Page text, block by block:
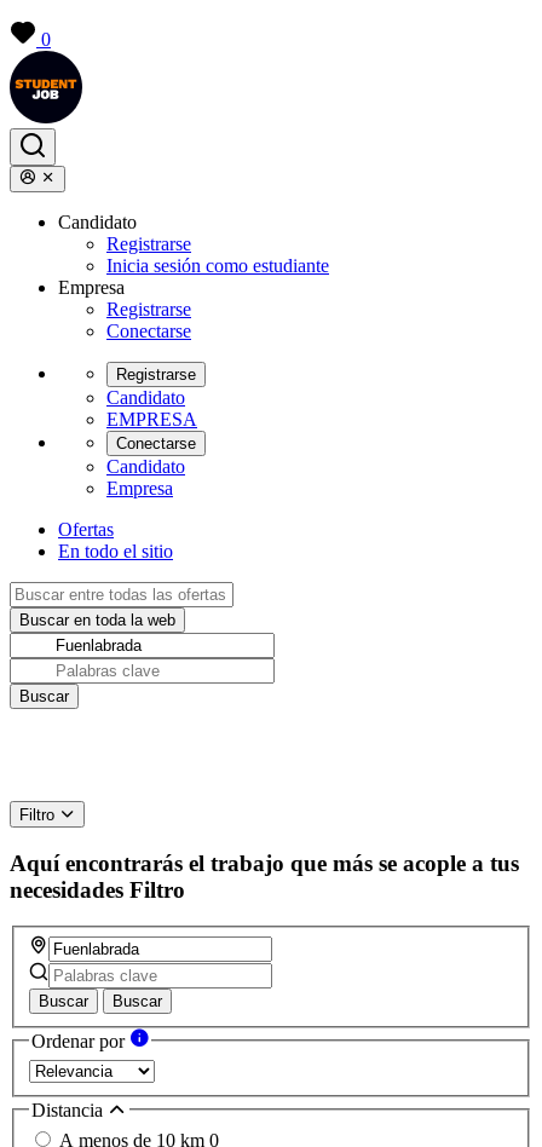
0
Candidato
Registrarse
Inicia sesión como estudiante
Empresa
Registrarse
Conectarse
Registrarse
Candidato
EMPRESA
Conectarse
Candidato
Empresa
Ofertas
En todo el sitio
Filtro
Aquí encontrarás el trabajo que más se acople a tus
necesidades Filtro
Buscar Buscar
Ordenar por
Distancia
A menos de 10 km 0